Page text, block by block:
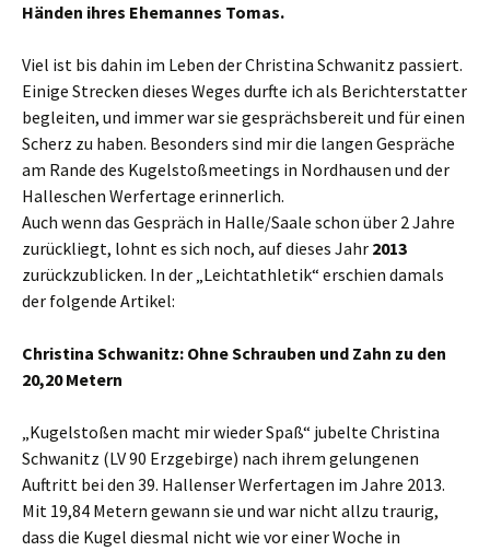
Händen ihres Ehemannes Tomas.
Viel ist bis dahin im Leben der Christina Schwanitz passiert.
Einige Strecken dieses Weges durfte ich als Berichterstatter
begleiten, und immer war sie gesprächsbereit und für einen
Scherz zu haben. Besonders sind mir die langen Gespräche
am Rande des Kugelstoßmeetings in Nordhausen und der
Halleschen Werfertage erinnerlich.
Auch wenn das Gespräch in Halle/Saale schon über 2 Jahre
zurückliegt, lohnt es sich noch, auf dieses Jahr 2013
zurückzublicken. In der „Leichtathletik“ erschien damals
der folgende Artikel:
Christina Schwanitz: Ohne Schrauben und Zahn zu den
20,20 Metern
„Kugelstoßen macht mir wieder Spaß“ jubelte Christina
Schwanitz (LV 90 Erzgebirge) nach ihrem gelungenen
Auftritt bei den 39. Hallenser Werfertagen im Jahre 2013.
Mit 19,84 Metern gewann sie und war nicht allzu traurig,
dass die Kugel diesmal nicht wie vor einer Woche in